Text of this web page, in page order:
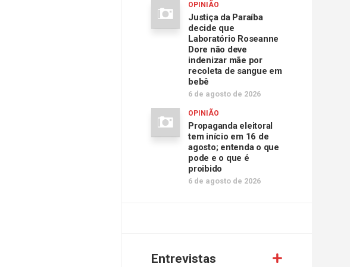
OPINIÃO
Justiça da Paraíba
decide que
Laboratório Roseanne
Dore não deve
indenizar mãe por
recoleta de sangue em
bebê
6 de agosto de 2026
OPINIÃO
Propaganda eleitoral
tem início em 16 de
agosto; entenda o que
pode e o que é
proibido
6 de agosto de 2026
Entrevistas